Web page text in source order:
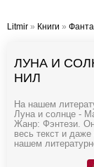
Litmir » Книги »
ЛУНА И
НИЛ
На нашем
Луна и солнце -
Жанр: Фэнтези.
весь текст и
нашем